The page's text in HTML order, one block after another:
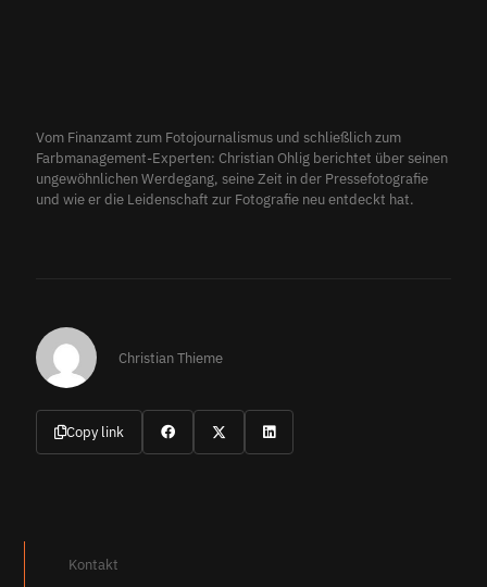
Vom Finanzamt zum Fotojournalismus und schließlich zum
Farbmanagement-Experten: Christian Ohlig berichtet über seinen
ungewöhnlichen Werdegang, seine Zeit in der Pressefotografie
und wie er die Leidenschaft zur Fotografie neu entdeckt hat.
Christian Thieme
Copy link
Kontakt